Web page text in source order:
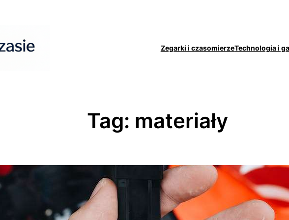
Zegarki i czasomierzeTechnologia i
Tag: materiały